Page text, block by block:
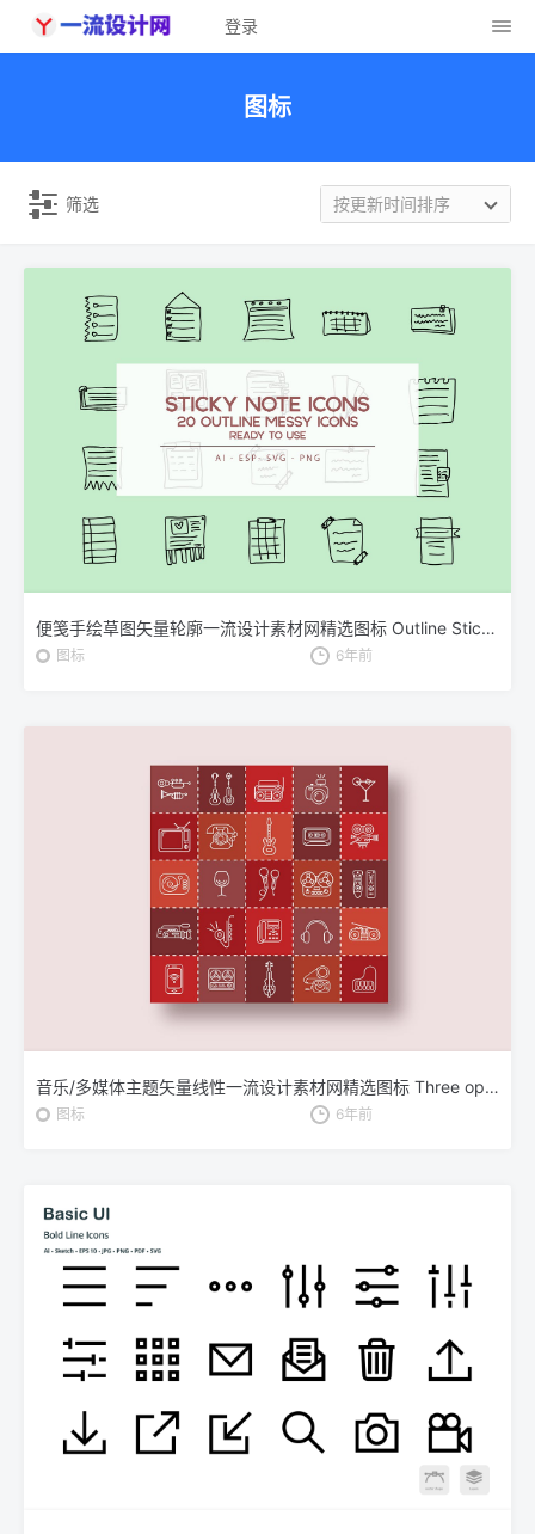
登录
图标
筛选 按更新时间排序
便笺手绘草图矢量轮廓一流设计素材网精选图标 Outline Sticky Note Icons set
图标 6年前
音乐/多媒体主题矢量线性一流设计素材网精选图标 Three options of the Line Art Vector Icon Set
图标 6年前